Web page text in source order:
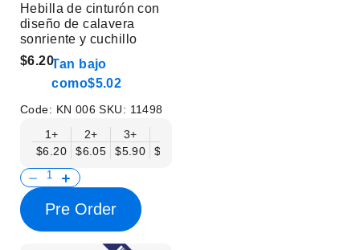
Hebilla de cinturón con
diseño de calavera
sonriente y cuchillo
$6.20Tan bajo
como$5.02
Code: KN 006SKU: 11498
1+
$6.20
2+
$6.05
3+
$5.90
$5.75
Pre Order